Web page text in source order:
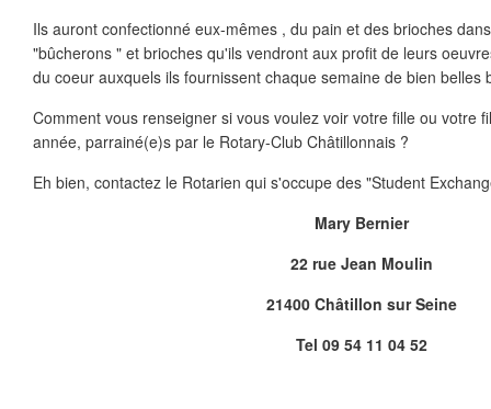
Ils auront confectionné eux-mêmes , du pain et des brioches
"bûcherons " et brioches qu'ils vendront aux profit de leurs
du coeur auxquels ils fournissent chaque semaine de bien belles
Comment vous renseigner si vous voulez voir votre fille ou votre
année, parrainé(e)s par le Rotary-Club Châtillonnais ?
Eh bien, contactez le Rotarien qui s'occupe des "Student
Mary Bernier
22 rue Jean Moulin
21400 Châtillon sur Seine
Tel 09 54 11 04 52